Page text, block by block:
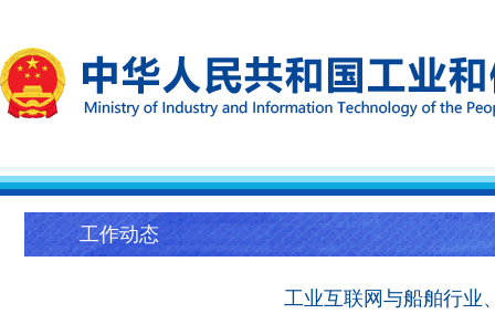
工作动态
工业互联网与船舶行业